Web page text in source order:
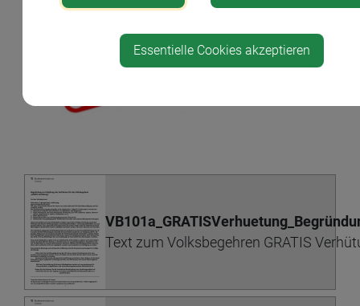
Text zum Volksbegehren GRATIS
Essentielle Cookies akzeptieren